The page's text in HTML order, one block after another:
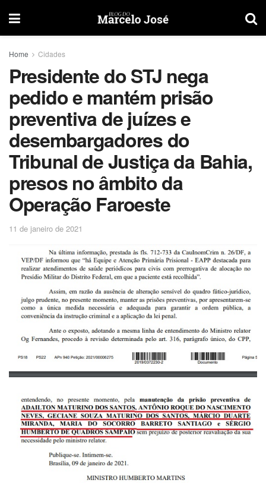
Home Cidades
Presidente do STJ nega
pedido e mantém prisão
preventiva de juízes e
desembargadores do
Tribunal de Justiça da Bahia,
presos no âmbito da
Operação Faroeste
11 de janeiro de 2021